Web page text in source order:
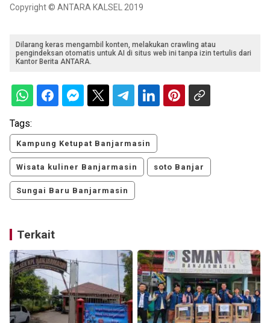
Copyright © ANTARA KALSEL 2019
Dilarang keras mengambil konten, melakukan crawling atau
pengindeksan otomatis untuk AI di situs web ini tanpa izin tertulis dari
Kantor Berita ANTARA.
Tags:
Kampung Ketupat Banjarmasin
Wisata kuliner Banjarmasin soto Banjar
Sungai Baru Banjarmasin
Terkait